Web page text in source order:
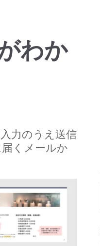
わか
力のうえ送信
くメールか